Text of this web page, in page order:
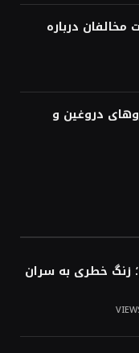
درباره
دروغین و
زنگ خطری به سران